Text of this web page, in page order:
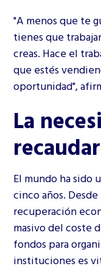
"A menos que te
tienes que
creas. Hace el
que estés
oportunidad",
La
El mundo ha sido
cinco años.
recuperación
masivo del coste
fondos para
instituciones es